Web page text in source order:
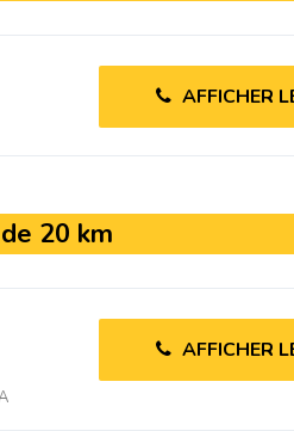
AFFICHER
20 km
AFFICHER